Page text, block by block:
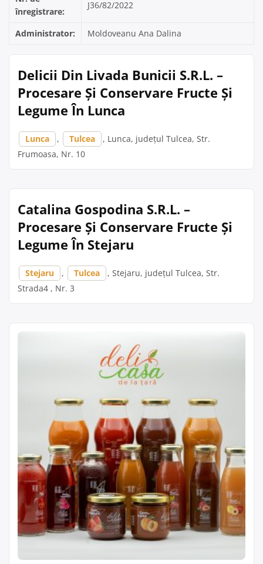
înregistrare:
J36/82/2022
Administrator: Moldoveanu Ana Dalina
Delicii Din Livada Bunicii S.R.L. –
Procesare Și Conservare Fructe Și
Legume În Lunca
Lunca , Tulcea
, Lunca, județul Tulcea, Str.
Frumoasa, Nr. 10
Catalina Gospodina S.R.L. –
Procesare Și Conservare Fructe Și
Legume În Stejaru
Stejaru , Tulcea
, Stejaru, județul Tulcea, Str.
Strada4 , Nr. 3